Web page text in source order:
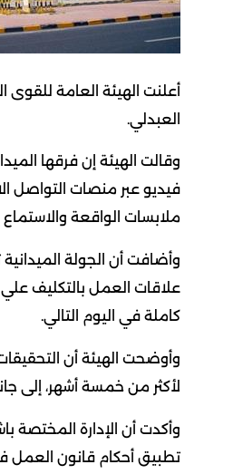
أعلنت الهيئة العامة للقوى
العبدلي.
وقالت الهيئة إن فرقها
فيديو عبر منصات التواصل
ملابسات الواقعة والاستماع
وأضافت أن الجولة
علاقات العمل بالتكليف
كاملة في اليوم التالي.
وأوضحت الهيئة أن
لأكثر من خمسة أشهر، إلى
وأكدت أن الإدارة المختصة
تطبيق أحكام قانون العمل في القطاع الأهلي رقم (6)